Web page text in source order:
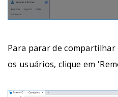
Para parar de
os usuários, clique em